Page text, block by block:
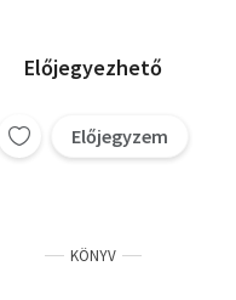
Előjegyezhető
Előjegyzem
KÖNYV